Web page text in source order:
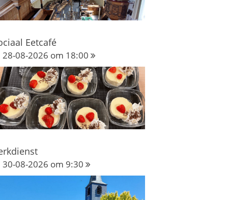
Eetcafé
28-08-2026 om 18:00
30-08-2026 om 9:30